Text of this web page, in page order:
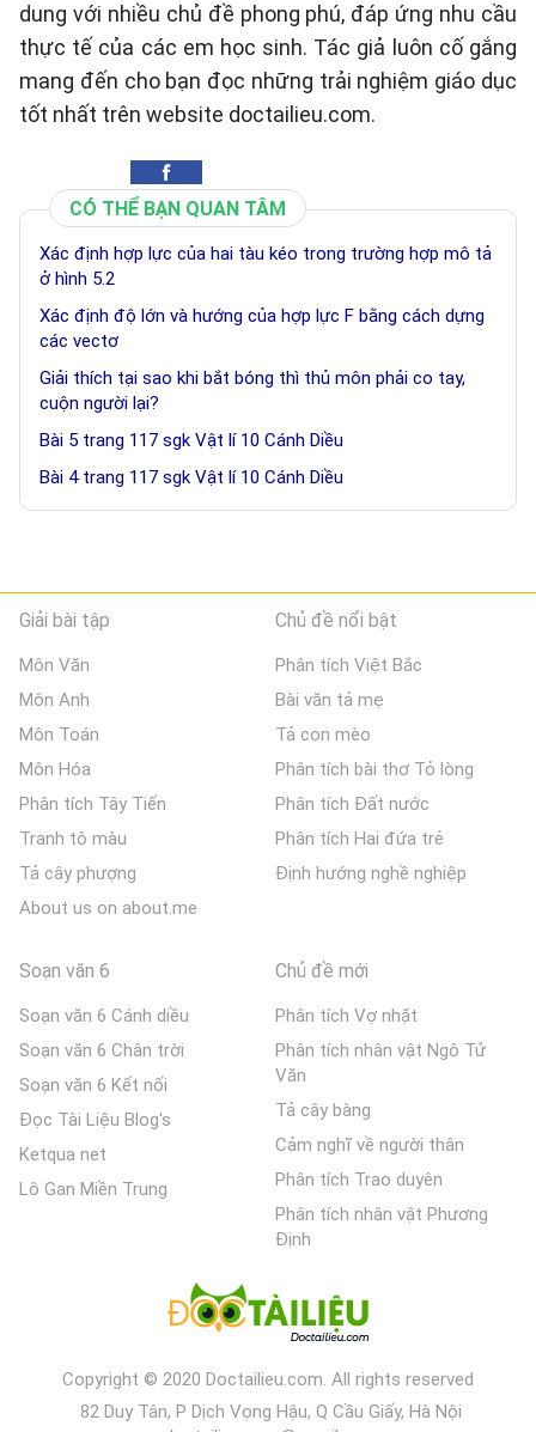
dung với nhiều chủ đề phong phú, đáp ứng nhu cầu
thực tế của các em học sinh. Tác giả luôn cố gắng
mang đến cho bạn đọc những trải nghiệm giáo dục
tốt nhất trên website doctailieu.com.
CÓ THỂ BẠN QUAN TÂM
Xác định hợp lực của hai tàu kéo trong trường hợp mô tả
ở hình 5.2
Xác định độ lớn và hướng của hợp lực F bằng cách dựng
các vectơ
Giải thích tại sao khi bắt bóng thì thủ môn phải co tay,
cuộn người lại?
Bài 5 trang 117 sgk Vật lí 10 Cánh Diều
Bài 4 trang 117 sgk Vật lí 10 Cánh Diều
Giải bài tập
Môn Văn
Môn Anh
Môn Toán
Môn Hóa
Phân tích Tây Tiến
Tranh tô màu
Tả cây phượng
About us on about.me
Chủ đề nổi bật
Phân tích Việt Bắc
Bài văn tả mẹ
Tả con mèo
Phân tích bài thơ Tỏ lòng
Phân tích Đất nước
Phân tích Hai đứa trẻ
Định hướng nghề nghiệp
Soạn văn 6
Soạn văn 6 Cánh diều
Soạn văn 6 Chân trời
Soạn văn 6 Kết nối
Đọc Tài Liệu Blog's
Ketqua net
Lô Gan Miền Trung
Chủ đề mới
Phân tích Vợ nhặt
Phân tích nhân vật Ngô Tử
Văn
Tả cây bàng
Cảm nghĩ về người thân
Phân tích Trao duyên
Phân tích nhân vật Phương
Định
Copyright © 2020 Doctailieu.com. All rights reserved
82 Duy Tân, P Dịch Vọng Hậu, Q Cầu Giấy, Hà Nội